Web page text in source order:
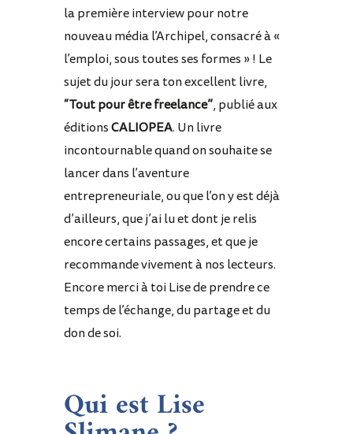
la première interview pour notre
nouveau média l’Archipel, consacré à «
l’emploi, sous toutes ses formes » ! Le
sujet du jour sera ton excellent livre,
“Tout pour être freelance”, publié aux
éditionsCALIOPEA. Un livre
incontournable quand on souhaite se
lancer dans l’aventure
entrepreneuriale, ou que l’on y est déjà
d’ailleurs, que j’ai lu et dont je relis
encore certains passages, et que je
recommande vivement à nos lecteurs.
Encore merci à toi Lise de prendre ce
temps de l’échange, du partage et du
don de soi.
Qui est Lise